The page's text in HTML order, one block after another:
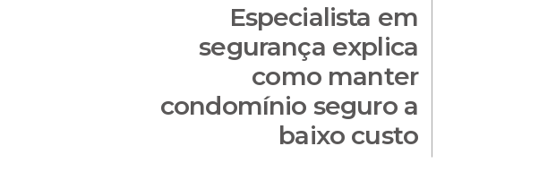
Especialista em
segurança explica
como manter
condomínio seguro a
baixo custo